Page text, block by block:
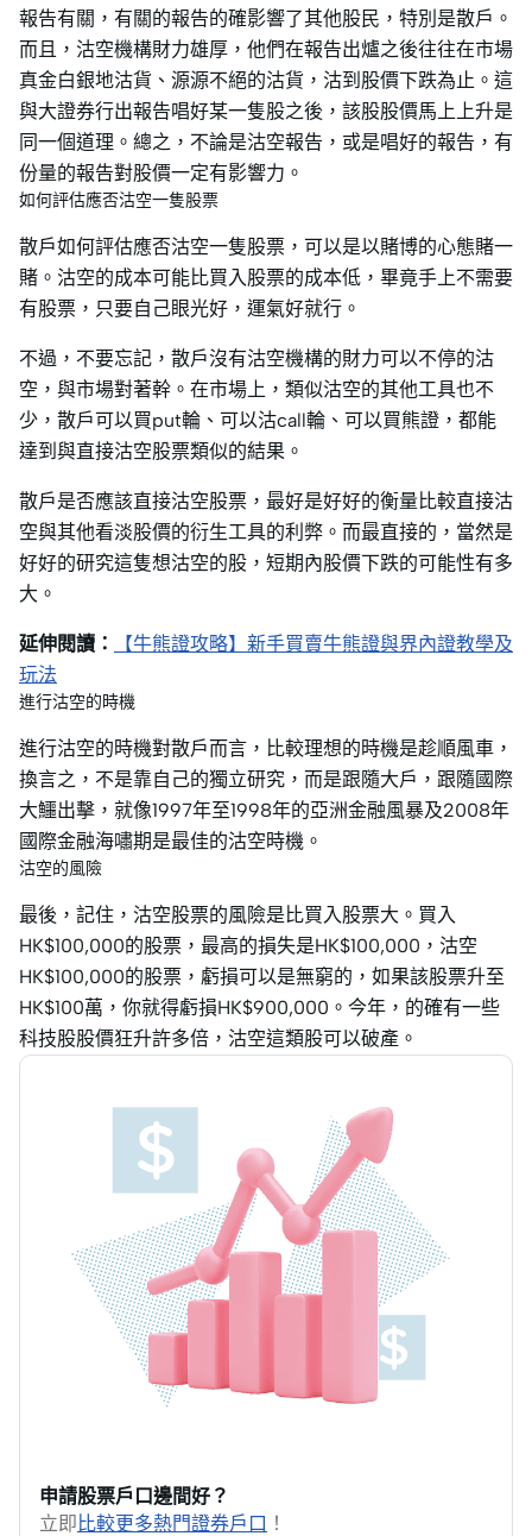
報告有關，有關的報告的確影響了其他股民，特別是散戶。
而且，沽空機構財力雄厚，他們在報告出爐之後往往在市場
真金白銀地沽貨、源源不絕的沽貨，沽到股價下跌為止。這
與大證券行出報告唱好某一隻股之後，該股股價馬上上升是
同一個道理。總之，不論是沽空報告，或是唱好的報告，有
份量的報告對股價一定有影響力。
如何評估應否沽空一隻股票
散戶如何評估應否沽空一隻股票，可以是以賭博的心態賭一
賭。沽空的成本可能比買入股票的成本低，畢竟手上不需要
有股票，只要自己眼光好，運氣好就行。
不過，不要忘記，散戶沒有沽空機構的財力可以不停的沽
空，與市場對著幹。在市場上，類似沽空的其他工具也不
少，散戶可以買put輪、可以沽call輪、可以買熊證，都能
達到與直接沽空股票類似的結果。
散戶是否應該直接沽空股票，最好是好好的衡量比較直接沽
空與其他看淡股價的衍生工具的利弊。而最直接的，當然是
好好的研究這隻想沽空的股，短期內股價下跌的可能性有多
大。
延伸閱讀：
【牛熊證攻略】新手買賣牛熊證與界內證教學及
玩法
進行沽空的時機
進行沽空的時機對散戶而言，比較理想的時機是趁順風車，
換言之，不是靠自己的獨立研究，而是跟隨大戶，跟隨國際
大鱷出擊，就像1997年至1998年的亞洲金融風暴及2008年
國際金融海嘯期是最佳的沽空時機。
沽空的風險
最後，記住，沽空股票的風險是比買入股票大。買入
HK$100,000的股票，最高的損失是HK$100,000，沽空
HK$100,000的股票，虧損可以是無窮的，如果該股票升至
HK$100萬，你就得虧損HK$900,000。今年，的確有一些
科技股股價狂升許多倍，沽空這類股可以破產。
申請股票戶口邊間好？
立即比較更多熱門證券戶口 ！